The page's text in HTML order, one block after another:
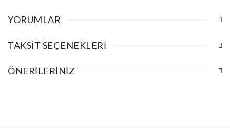
YORUMLAR
TAKSIT SEÇENEKLERI
ÖNERILERINIZ